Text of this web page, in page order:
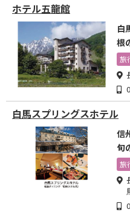
ホテル五龍館
白
根
旅
白馬スプリングスホテル
信
旬
ま
旅